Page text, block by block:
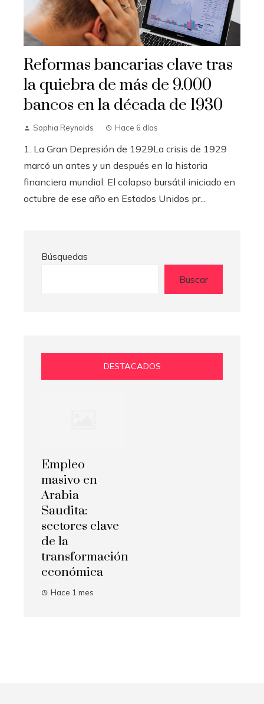
Reformas bancarias clave tras
la quiebra de más de 9.000
bancos en la década de 1930
Sophia Reynolds Hace 6 días
1. La Gran Depresión de 1929La crisis de 1929
marcó un antes y un después en la historia
financiera mundial. El colapso bursátil iniciado en
octubre de ese año en Estados Unidos pr...
Búsquedas
Buscar
DESTACADOS
Empleo
masivo en
Arabia
Saudita:
sectores clave
de la
transformación
económica
Hace 1 mes